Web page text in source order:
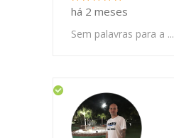
há 2 meses
Sem palavras para a ...